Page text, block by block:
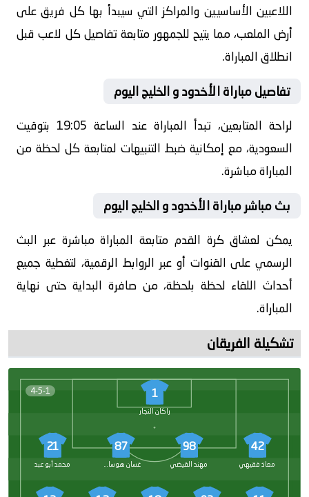
اللاعبين الأساسيين والمراكز التي سيبدأ بها كل فريق على
أرض الملعب، مما يتيح للجمهور متابعة تفاصيل كل لاعب قبل
انطلاق المباراة.
تفاصيل مباراة الأخدود و الخليج اليوم
لراحة المتابعين، تبدأ المباراة عند الساعة 19:05 بتوقيت
السعودية، مع إمكانية ضبط التنبيهات لمتابعة كل لحظة من
المباراة مباشرة.
بث مباشر مباراة الأخدود و الخليج اليوم
يمكن لعشاق كرة القدم متابعة المباراة مباشرة عبر البث
الرسمي على القنوات أو عبر الروابط الرقمية، لتغطية جميع
أحداث اللقاء لحظة بلحظة، من صافرة البداية حتى نهاية
المباراة.
تشكيلة الفريقان
4-5-1 1
راكان النجار
42
معاذ فقيهي
98
مهند القيضي
87
غسان هوساوي
21
محمد أبو عبد